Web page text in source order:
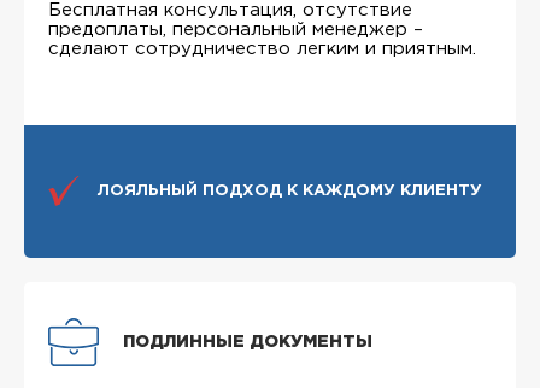
Бесплатная консультация, отсутствие
предоплаты, персональный менеджер –
сделают сотрудничество легким и приятным.
ЛОЯЛЬНЫЙ ПОДХОД К КАЖДОМУ КЛИЕНТУ
ПОДЛИННЫЕ ДОКУМЕНТЫ